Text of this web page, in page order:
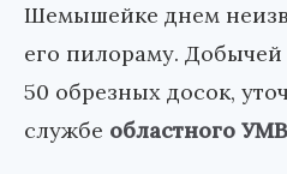
Шемышейке днем
его пилораму.
50 обрезных досок,
службе областного